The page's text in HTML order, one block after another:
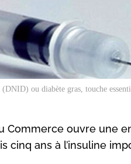
ou diabète gras, touche
Commerce ouvre une
cinq ans à l’insuline